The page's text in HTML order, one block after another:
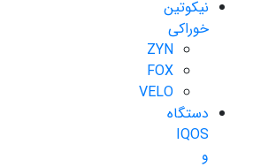
نیکوتین
خوراکی
ZYN
FOX
VELO
دستگاه
IQOS
و